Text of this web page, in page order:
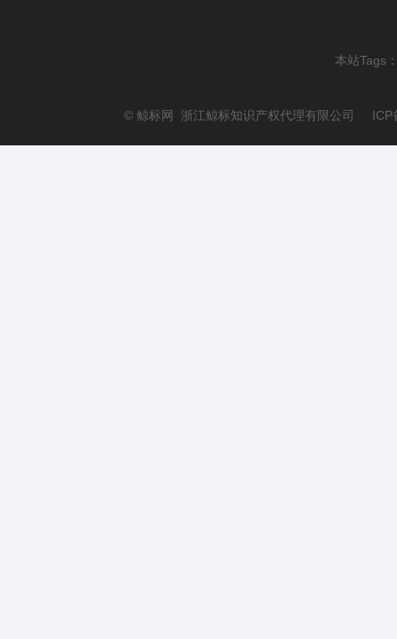
本站Tags
© 鲸标网 浙江鲸标知识产权代理有限公司 ICP